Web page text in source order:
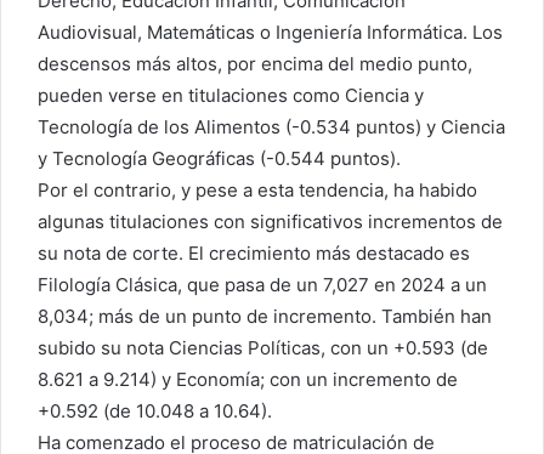
Audiovisual, Matemáticas o Ingeniería Informática. Los
descensos más altos, por encima del medio punto,
pueden verse en titulaciones como Ciencia y
Tecnología de los Alimentos (-0.534 puntos) y Ciencia
y Tecnología Geográficas (-0.544 puntos).
Por el contrario, y pese a esta tendencia, ha habido
algunas titulaciones con significativos incrementos de
su nota de corte. El crecimiento más destacado es
Filología Clásica, que pasa de un 7,027 en 2024 a un
8,034; más de un punto de incremento. También han
subido su nota Ciencias Políticas, con un +0.593 (de
8.621 a 9.214) y Economía; con un incremento de
+0.592 (de 10.048 a 10.64).
Ha comenzado el proceso de matriculación de